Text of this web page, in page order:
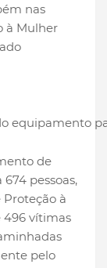
nas
à Mulher
equipamento
de
pessoas,
Proteção à
496 vítimas
pelo